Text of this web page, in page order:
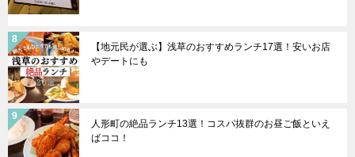
【地元民が選ぶ】浅草のおすすめランチ17選！安いお店
やデートにも
人形町の絶品ランチ13選！コスパ抜群のお昼ご飯といえ
ばココ！